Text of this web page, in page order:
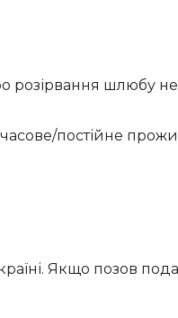
шлюбу
постійне
Якщо позов